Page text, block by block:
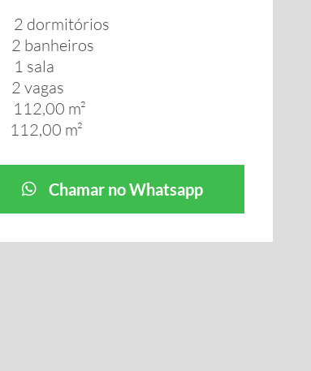
2 dormitórios
2 banheiros
1 sala
2 vagas
112,00 m²
112,00 m²
Chamar no Whatsapp